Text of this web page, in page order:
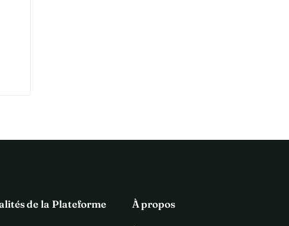
de la Plateforme À propos